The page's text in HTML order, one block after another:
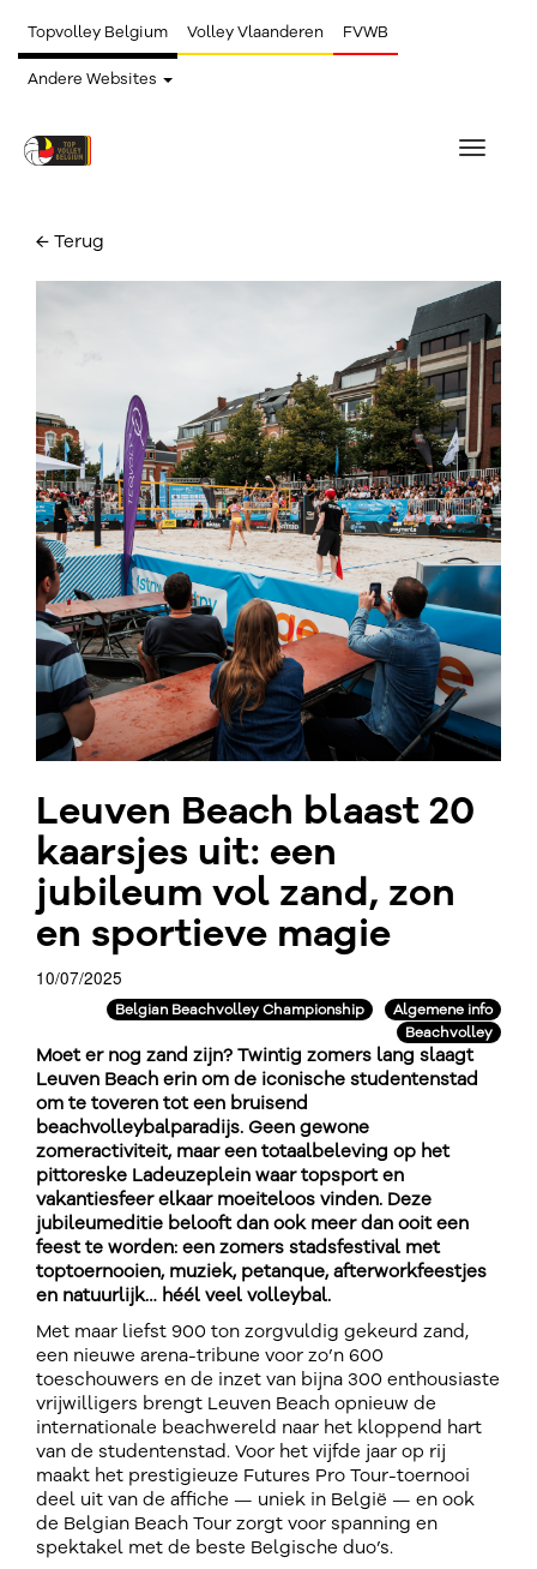
Topvolley Belgium Volley Vlaanderen FVWB
Andere Websites
Toggle
← Terug
Leuven Beach blaast 20
kaarsjes uit: een
jubileum vol zand, zon
en sportieve magie
10/07/2025
Algemene info
Belgian Beachvolley Championship
Beachvolley
Moet er nog zand zijn? Twintig zomers lang slaagt
Leuven Beach erin om de iconische studentenstad
om te toveren tot een bruisend
beachvolleybalparadijs. Geen gewone
zomeractiviteit, maar een totaalbeleving op het
pittoreske Ladeuzeplein waar topsport en
vakantiesfeer elkaar moeiteloos vinden. Deze
jubileumeditie belooft dan ook meer dan ooit een
feest te worden: een zomers stadsfestival met
toptoernooien, muziek, petanque, afterworkfeestjes
en natuurlijk… héél veel volleybal.
Met maar liefst 900 ton zorgvuldig gekeurd zand,
een nieuwe arena-tribune voor zo’n 600
toeschouwers en de inzet van bijna 300 enthousiaste
vrijwilligers brengt Leuven Beach opnieuw de
internationale beachwereld naar het kloppend hart
van de studentenstad. Voor het vijfde jaar op rij
maakt het prestigieuze Futures Pro Tour-toernooi
deel uit van de affiche — uniek in België — en ook
de Belgian Beach Tour zorgt voor spanning en
spektakel met de beste Belgische duo’s.